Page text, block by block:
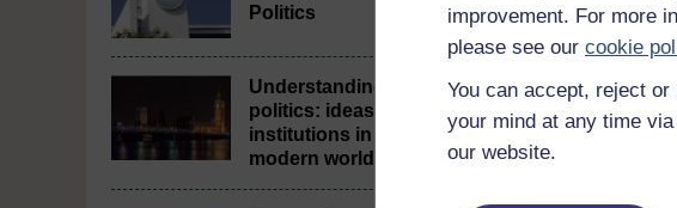
improvement. For more
please see our cookie
You can accept, reject
your mind at any time
our website.
Politics
Understanding
politics: ideas and
institutions in the
modern world